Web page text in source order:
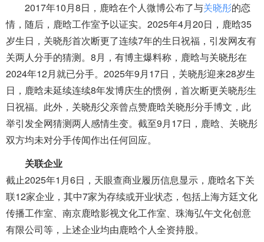
2017年10月8日，鹿晗在个人微博公布了与关晓彤的恋
情，随后，鹿晗工作室予以证实。2025年4月20日，鹿晗35
岁生日，关晓彤首次断更了连续7年的生日祝福，引发网友有
关两人分手的猜测。8月，有博主爆料称，鹿晗与关晓彤在
2024年12月就已分手。2025年9月17日，关晓彤迎来28岁生
日，鹿晗未延续连续8年发博庆生的惯例，首次断更关晓彤生
日祝福。此外，关晓彤父亲曾点赞鹿晗关晓彤分手博文，此
举引发全网猜测两人感情生变。截至9月17日，鹿晗、关晓彤
双方均未对分手传闻作出任何回应。
关联企业
截止2025年1月6日，天眼查商业履历信息显示，鹿晗名下关
联12家企业，其中7家为存续或开业状态，包括上海方廷文化
传播工作室、南京鹿晗影视文化工作室、珠海弘午文化创意
有限公司等，上述企业均由鹿晗个人全资持股。